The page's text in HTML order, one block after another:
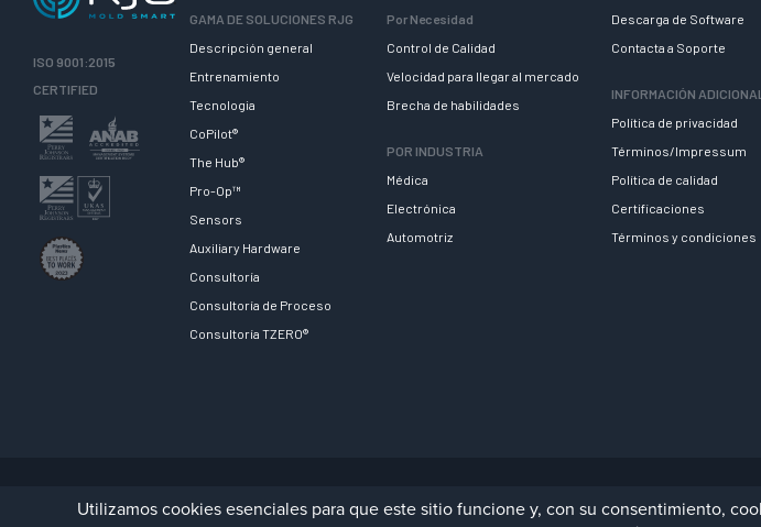
ISO 9001:2015
CERTIFIED
GAMA DE SOLUCIONES RJG
Descripción general
Entrenamiento
Tecnologia
CoPilot®
The Hub®
Pro-Op™
Sensors
Auxiliary Hardware
Consultoría
Consultoría de Proceso
Consultoría TZERO®
Por Necesidad
Control de Calidad
Velocidad para llegar al mercado
Brecha de habilidades
POR INDUSTRIA
Médica
Electrónica
Automotriz
Descarga de Software
Contacta a Soporte
INFORMACIÓN ADICIONAL
Política de privacidad
Términos/Impressum
Política de calidad
Certificaciones
Términos y condiciones
ESP
Política de privacidadTerms/ImpressumContact Us